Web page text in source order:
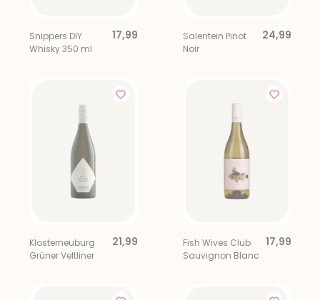
Snippers DIY
Whisky 350 ml
17,99
Salentein Pinot
Noir
24,99
Klosterneuburg
Grüner Veltliner
21,99
Fish Wives Club
Sauvignon Blanc
17,99